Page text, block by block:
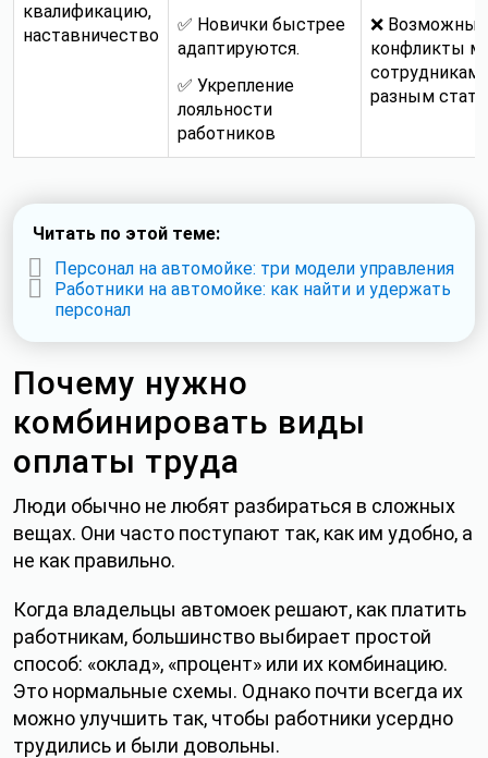
квалификацию,
наставничество
✅ Новички быстрее
адаптируются.
✅ Укрепление
лояльности
работников
❌ Возможны
конфликты
разным
Читать по этой теме:
Персонал на автомойке: три модели управления
Работники на автомойке: как найти и удержать
персонал
Почему нужно
комбинировать виды
оплаты труда
Люди обычно не любят разбираться в сложных
вещах. Они часто поступают так, как им удобно, а
не как правильно.
Когда владельцы автомоек решают, как платить
работникам, большинство выбирает простой
способ: «оклад», «процент» или их комбинацию.
Это нормальные схемы. Однако почти всегда их
можно улучшить так, чтобы работники усердно
трудились и были довольны.